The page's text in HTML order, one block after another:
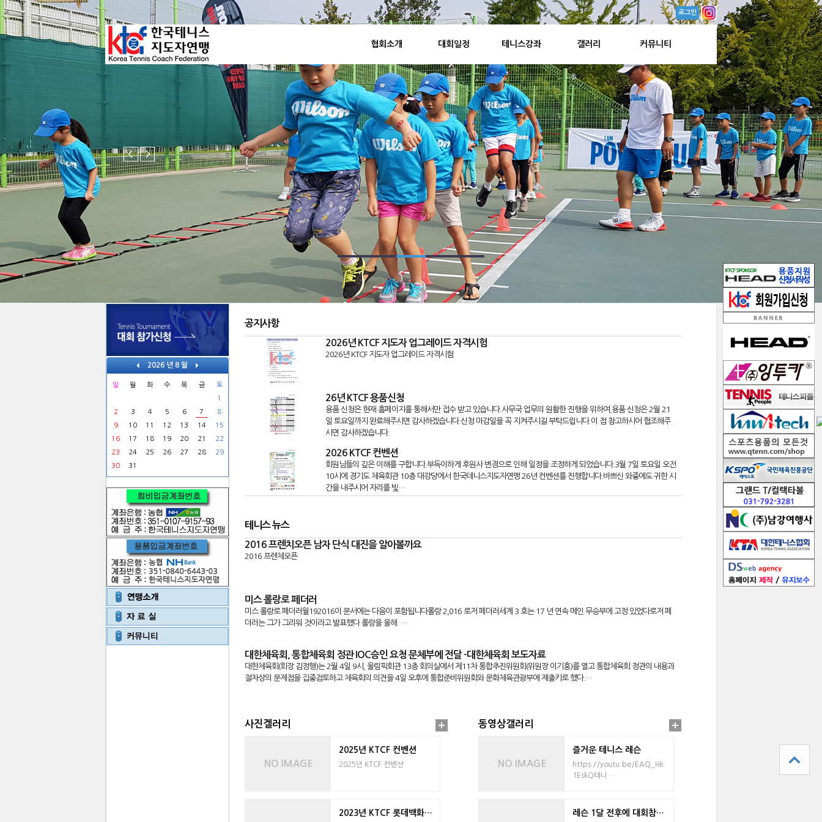
협회소개 대회일정 테니스강좌 갤러리 커뮤니티
로그인
2026 년 8 월
일 월 화 수 목 금
토
1
2
3 4 5 6 7
8
9
10 11 12 13 14
15
16
17 18 19 20 21
22
23
24 25 26 27 28
29
30
31
공지사항
2026년 KTCF 지도자 업그레이드 자격시험
2026년 KTCF 지도자 업그레이드 자격시험
26년 KTCF 용품신청
용품 신청은 현재 홈페이지를 통해서만 접수 받고 있습니다.사무국 업무의 원활한 진행을 위하여,용품 신청은 2월 21
일 토요일까지 완료해주시면 감사하겠습니다.신청 마감일을 꼭 지켜주시길 부탁드립니다.이 점 참고하시어 협조해주
시면 감사하겠습니다.
2026 KTCF 컨벤션
회원님들의 깊은 이해를 구합니다.부득이하게 후원사 변경으로 인해 일정을 조정하게 되었습니다.3월 7일 토요일 오전
10시에 경기도 체육회관 10층 대강당에서 한국테니스지도자연맹 26년 컨벤션를 진행합니다.바쁘신 와중에도 귀한 시
간을 내주시어 자리를 빛…
테니스 뉴스
2016 프렌치오픈 남자 단식 대진을 알아볼까요
2016 프렌체오픈
미스 롤랑로 페더러
미스 롤랑로 페더러월192016이 문서에는 다음이 포함됩니다롤랑 2,016 로저 페더러세계 3 호는 17 년 연속 메인 무승부에 고정 있었다로저 페
더러는 그가 그리워 것이라고 발표했다 롤랑을 올해. …
대한체육회, 통합체육회 정관 IOC승인 요청 문체부에 전달 -대한체육회 보도자료
대한체육회(회장 김정행)는 2월 4일 9시, 올림픽회관 13층 회의실에서 제11차 통합추진위원회(위원장 이기흥)를 열고 통합체육회 정관의 내용과
절차상의 문제점을 집중검토하고 체육회의 의견을 4일 오후에 통합준비위원회와 문화체육관광부에 제출키로 했다.…
최종편집 : 2015.11.18 수 10:13 뉴스국내페더러 경기보다 재미있는 자녀들 테니스전국연합회 행복나눔테니스대회 현장박원식 기자 | editor@
2015행복나눔 매직테니스 대회 열려...
고양시 성사테니스장에서 11월15일에 전국테니스연합회에서 주최한 `2015 행복나눔 매직테니스대회`에서 우리 연맹의 이재화 부회장님외 많
사진겔러리
NO IMAGE
2025년 KTCF 컨벤션
2025년 KTCF 컨벤션
2023년 KTCF 롯데백화점과 함께하는 매직…
동영상갤러리
NO IMAGE
즐거운 테니스 레슨
https://youtu.be/EAQ_Hk
1EskQ테니…
레슨 1달 전후에 대회참가해 보기